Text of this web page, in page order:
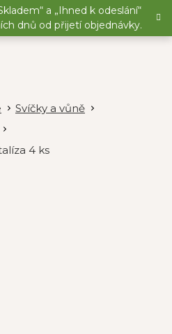
a „Ihned k odeslání“
dnů od přijetí objednávky.
Svíčky a vůně
4 ks